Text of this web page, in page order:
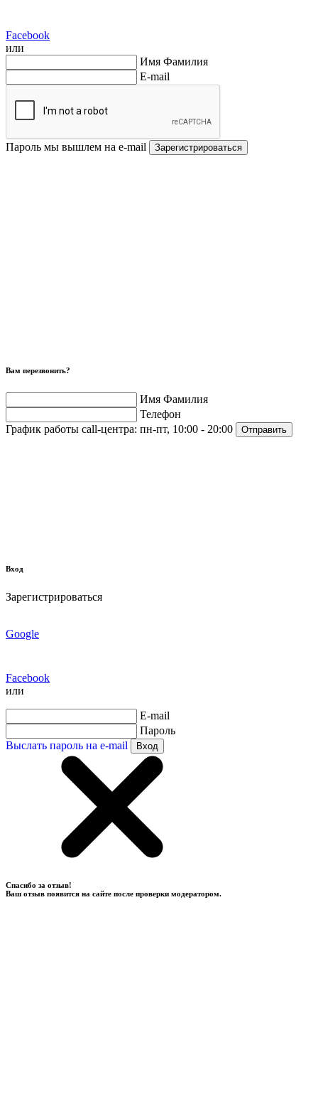
Facebook
или
Имя Фамилия
E-mail
Пароль мы вышлем на e-mail Зарегистрироваться
Вам перезвонить?
Имя Фамилия
Телефон
График работы call-центра: пн-пт, 10:00 - 20:00 Отправить
Вход
Зарегистрироваться
Google
Facebook
или
E-mail
Пароль
Выслать пароль на e-mail
Вход
Спасибо за отзыв!
Ваш отзыв появится на сайте после проверки модератором.